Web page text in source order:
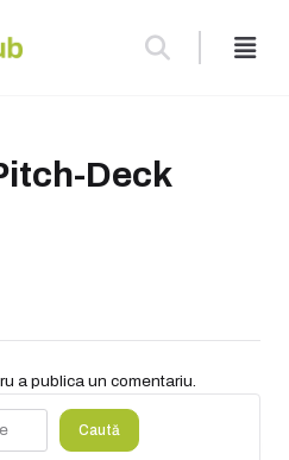
Deck
a publica un comentariu.
Caută